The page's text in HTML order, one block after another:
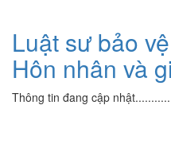
Luật sư bảo
Hôn nhân và
Thông tin đang cập